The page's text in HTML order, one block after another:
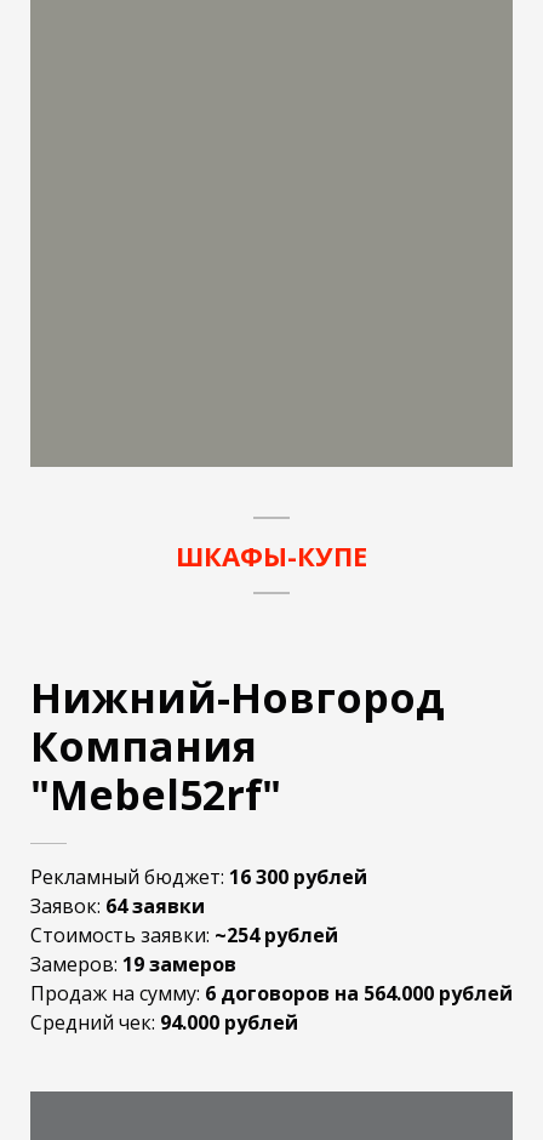
ШКАФЫ-КУПЕ
Нижний-Новгород
Компания
"Mebel52rf"
Рекламный бюджет: 16 300 рублей
Заявок: 64 заявки
Стоимость заявки: ~254 рублей
Замеров: 19 замеров
Продаж на сумму: 6 договоров на 564.000 рублей
Средний чек: 94.000 рублей